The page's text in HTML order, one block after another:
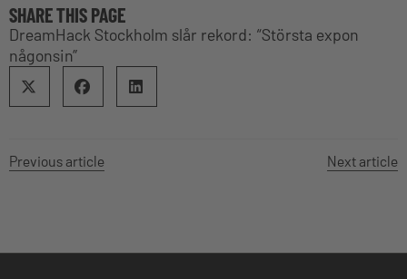
SHARE THIS PAGE
DreamHack Stockholm slår rekord: “Största expon
någonsin”
Previous article Next article